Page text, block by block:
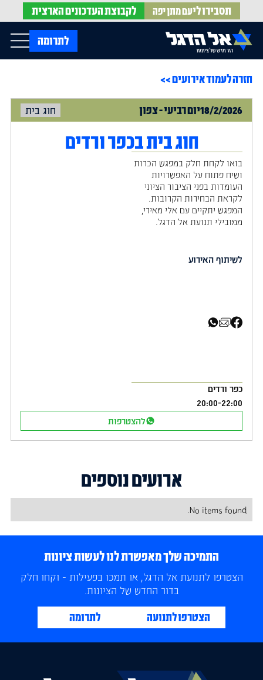
תסבירו ליעם מתן יפה לקבוצתהעדכונים הארצית
בית
עלינו
אירועים
חדשות אל הדגל
עדכונים מהשטח
הופעות בתקשורת
חוק אל הדגל
חמ"ל הגיוס
צרו קשר
EN
לתרומה Menu
חזרה לעמוד אירועים >>
18/2/2026יוםרביעי-צפון חוג בית
חוג בית בכפר ורדים
בואו לקחת חלק במפגש הכרות
ושיח פתוח על האפשרויות
העומדות בפני הציבור הציוני
לקראת הבחירות הקרובות.
המפגש יתקיים עם אלי מאירי,
ממובילי תנועת אל הדגל.
לשיתוף האירוע
כפר ורדים
20:00-22:00
להצטרפות
ארועים נוספים
No items found.
התמיכה שלך מאפשרת לנו לעשות ציונות
הצטרפו לתנועת אל הדגל, או תמכו בפעילות - וקחו חלק
בדור החדש של הציונות.
הצטרפו לתנועה לתרומה